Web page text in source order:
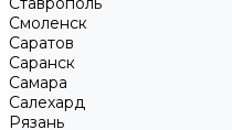
Смоленск
Саратов
Саранск
Самара
Салехард
Рязань